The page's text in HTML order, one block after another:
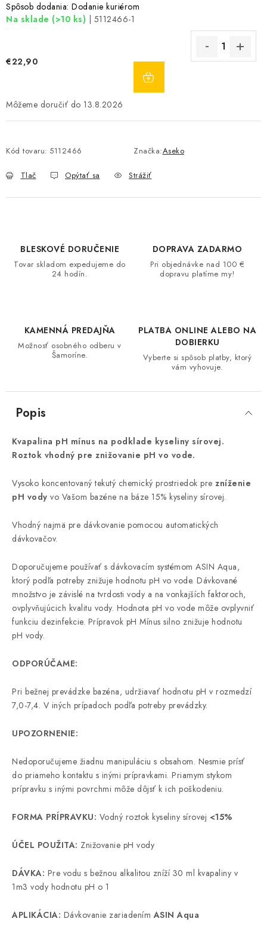
Spôsob dodania: Dodanie kuriérom
Na sklade (>10 ks) | 5112466-1
€22,90
13.8.2026
Kód tovaru: 5112466 Značka:Aseko
Tlač Opýtať sa Strážiť
BLESKOVÉ DORUČENIE
Tovar skladom expedujeme do
24 hodín.
DOPRAVA ZADARMO
Pri objednávke nad 100 €
dopravu platíme my!
KAMENNÁ PREDAJŇA
Možnosť osobného odberu v
Šamoríne.
PLATBA ONLINE ALEBO NA
DOBIERKU
Vyberte si spôsob platby, ktorý
vám vyhovuje.
Popis
Kvapalina pH mínus na podklade kyseliny sírovej.
Roztok vhodný pre znižovanie pH vo vode.
Vysoko koncentovaný tekutý chemický prostriedok pre zníženie
pH vody vo Vašom bazéne na báze 15% kyseliny sírovej.
Vhodný najmä pre dávkovanie pomocou automatických
dávkovačov.
Doporučujeme používať s dávkovacím systémom ASIN Aqua,
ktorý podľa potreby znižuje hodnotu pH vo vode. Dávkované
množstvo je závislé na tvrdosti vody a na vonkajších faktoroch,
ovplyvňujúcich kvalitu vody. Hodnota pH vo vode môže ovplyvniť
funkciu dezinfekcie. Prípravok pH Mínus silno znižuje hodnotu
pH vody.
ODPORÚČAME:
Pri bežnej prevádzke bazéna, udržiavať hodnotu pH v rozmedzí
7,0-7,4. V iných prípadoch podľa potreby prevádzky.
UPOZORNENIE:
Nedoporučujeme žiadnu manipuláciu s obsahom. Nesmie prísť
do priameho kontaktu s inými prípravkami. Priamym stykom
prípravku s inými povrchmi môže dôjsť k ich poškodeniu.
FORMA PRÍPRAVKU: Vodný roztok kyseliny sírovej <15%
ÚČEL POUŽITA: Znižovanie pH vody
DÁVKA: Pre vodu s bežnou alkalitou zníží 30 ml kvapaliny v
1m3 vody hodnotu pH o 1
APLIKÁCIA: Dávkovanie zariadenímASIN Aqua